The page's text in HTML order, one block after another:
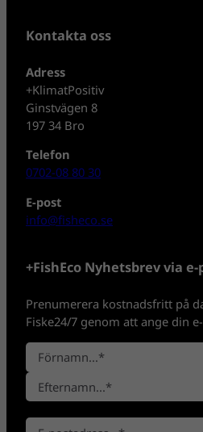
Kontakta oss
Adress
+KlimatPositiv
Ginstvägen 8
197 34 Bro
Telefon
0702-08 80 30
E-post
info@fisheco.se
+FishEco Nyhetsbrev via e-
Prenumerera kostnadsfritt på
Fiske24/7 genom att ange din
N
a
n
*
F
ö
r
E